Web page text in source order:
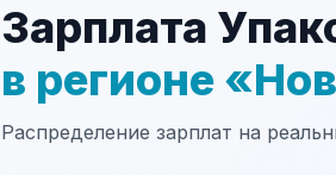
Зарплата
в регионе
Распределение зарплат на